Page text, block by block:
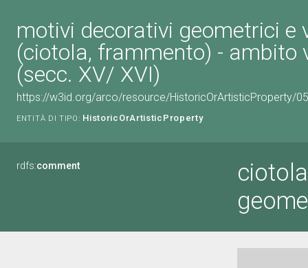
motivi decorativi geometrici e
(ciotola, frammento) - ambito
(secc. XV/ XVI)
https://w3id.org/arco/resource/HistoricOrArtisticProperty/
ENTITÀ DI TIPO: HistoricOrArtisticProperty
rdfs:comment